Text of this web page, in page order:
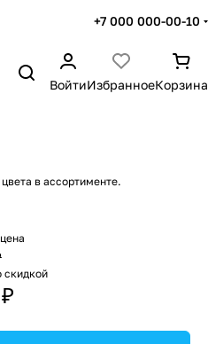
+7 000 000-00-10
ВойтиИзбранноеКорзина
в ассортименте.
скидкой